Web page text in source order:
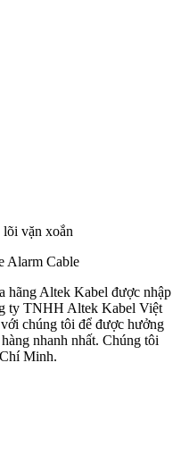
vặn xoắn
Alarm Cable
hãng Altek Kabel được nhập
ty TNHH Altek Kabel Việt
chúng tôi để được hưởng
nhanh nhất. Chúng tôi
Minh.